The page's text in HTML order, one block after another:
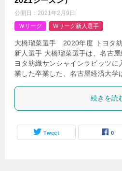
公開日： 2021年2月9日
Ｗリーグ
Wリーグ新人選手
大橋瑠菜選手 2020年度 トヨタ
新人選手 大橋瑠菜選手は、名古
ヨタ紡織サンシャインラビッツに
業した卒業した、名古屋経済大
続きを読
Tweet 0